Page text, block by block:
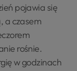
pojawia się
a czasem
rośnie.
w godzinach